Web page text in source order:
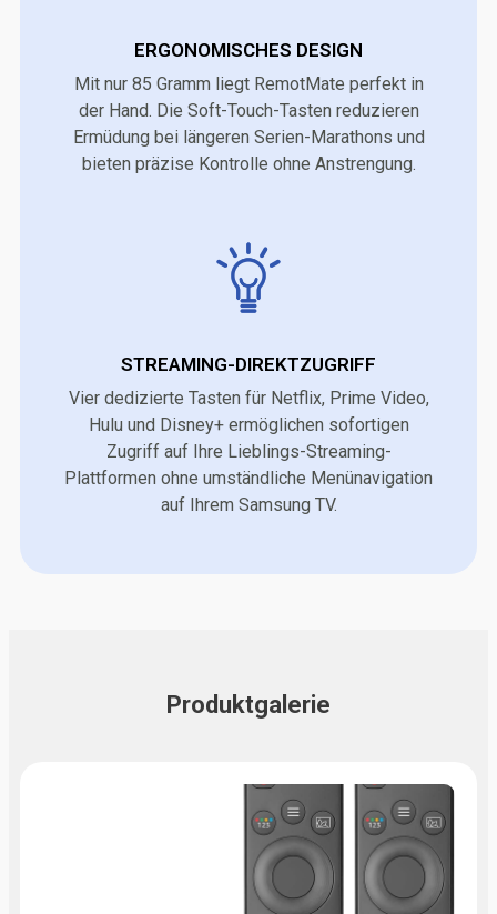
ERGONOMISCHES DESIGN
Mit nur 85 Gramm liegt RemotMate perfekt in
der Hand. Die Soft-Touch-Tasten reduzieren
Ermüdung bei längeren Serien-Marathons und
bieten präzise Kontrolle ohne Anstrengung.
STREAMING-DIREKTZUGRIFF
Vier dedizierte Tasten für Netflix, Prime Video,
Hulu und Disney+ ermöglichen sofortigen
Zugriff auf Ihre Lieblings-Streaming-
Plattformen ohne umständliche Menünavigation
auf Ihrem Samsung TV.
Produktgalerie